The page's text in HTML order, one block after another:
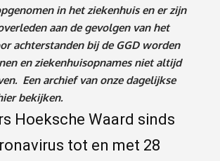
pgenomen in het ziekenhuis en er zijn
aan de gevolgen van het
achterstanden bij de GGD worden
en ziekenhuisopnames niet altijd
Een archief van onze dagelijkse
bekijken.
Hoeksche Waard sinds
tot en met 28